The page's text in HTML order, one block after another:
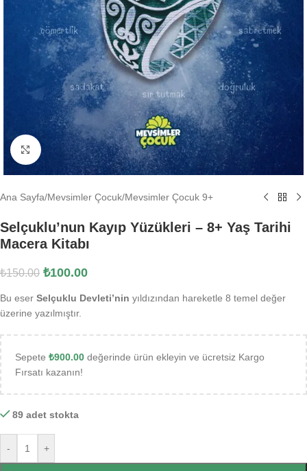
Büyütmek için tıklayın
Ana Sayfa/Mevsimler Çocuk/Mevsimler Çocuk 9+
Selçuklu’nun Kayıp Yüzükleri – 8+ Yaş Tarihi
Macera Kitabı
₺150.00 ₺100.00
Bu eser Selçuklu Devleti’nin yıldızından hareketle 8 temel değer
üzerine yazılmıştır.
Sepete ₺900.00 değerinde ürün ekleyin ve ücretsiz Kargo
Fırsatı kazanın!
89 adet stokta
- +